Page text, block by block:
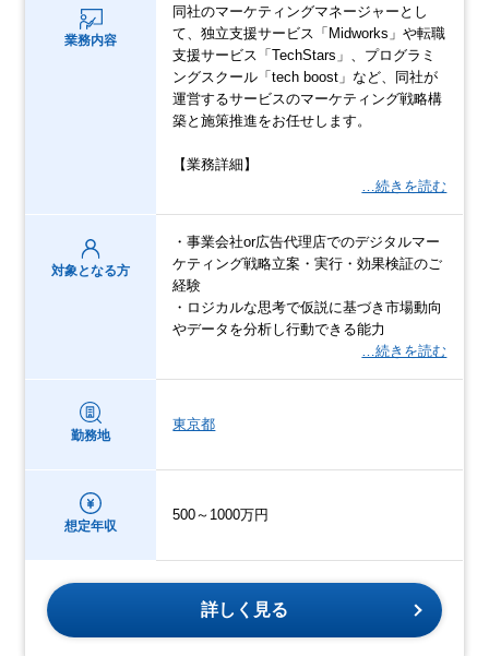
業務内容
同社のマーケティングマネージャーとし
て、独立支援サービス「Midworks」や転職
支援サービス「TechStars」、プログラミ
ングスクール「tech boost」など、同社が
運営するサービスのマーケティング戦略構
築と施策推進をお任せします。
【業務詳細】
…続きを読む
対象となる方
・事業会社or広告代理店でのデジタルマー
ケティング戦略立案・実行・効果検証のご
経験
・ロジカルな思考で仮説に基づき市場動向
やデータを分析し行動できる能力
…続きを読む
勤務地
東京都
想定年収
500～1000万円
詳しく見る